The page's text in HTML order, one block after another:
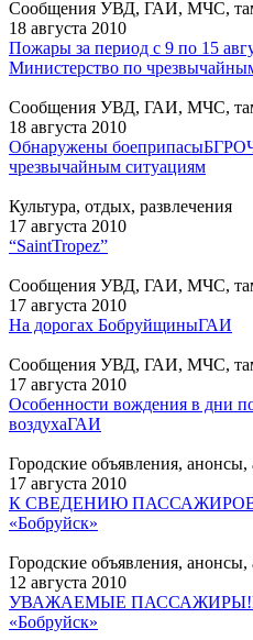
Сообщения УВД, ГАИ, МЧС,
18 августа 2010
Пожары за период с 9 по 15
Министерство по
Сообщения УВД, ГАИ, МЧС,
18 августа 2010
Обнаружены боеприпасы
чрезвычайным ситуациям
Культура, отдых, развлечения
17 августа 2010
“SaintTropez”
Сообщения УВД, ГАИ, МЧС,
17 августа 2010
На дорогах БобруйщиныГАИ
Сообщения УВД, ГАИ, МЧС,
17 августа 2010
Особенности вождения в дни
воздухаГАИ
Городские объявления,
17 августа 2010
К СВЕДЕНИЮ
«Бобруйск»
Городские объявления,
12 августа 2010
УВАЖАЕМЫЕ ПАССАЖИРЫ!
«Бобруйск»